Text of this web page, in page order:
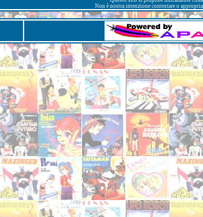
Non è nostra intenzione contestare o